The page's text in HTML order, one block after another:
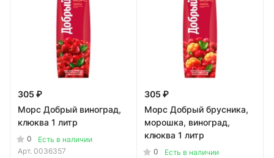
305 ₽
Морс Добрый виноград,
клюква 1 литр
0
Есть в наличии
Арт. 0036357
305 ₽
Морс Добрый брусника,
морошка, виноград,
клюква 1 литр
0
Есть в наличии